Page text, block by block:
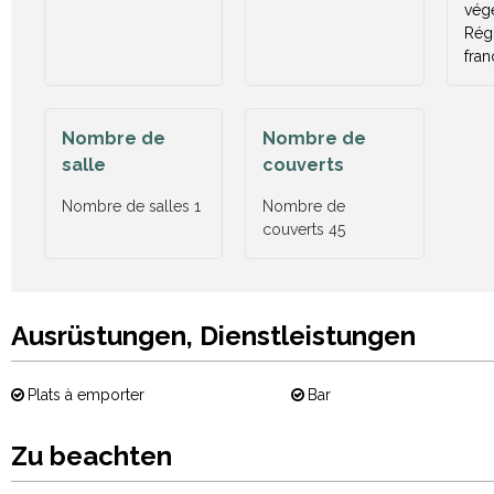
Nombre de
salle
Nombre de salles 1
Nombre de
couverts
Nombre de
couverts 45
Ausrüstungen, Dienstleistungen
Plats à emporter Bar
Zu beachten